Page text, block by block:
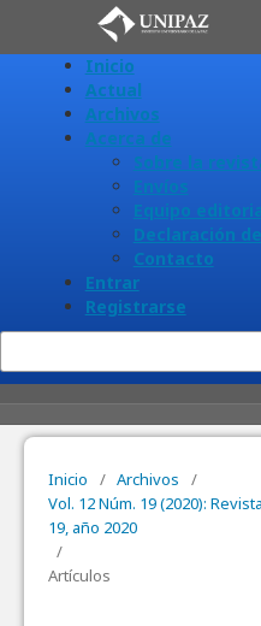
Inicio
Actual
Archivos
Acerca de
Sobre la
Envíos
Equipo
Declaración
Contacto
Entrar
Registrarse
Inicio / Archivos
/
Vol. 12 Núm. 19 (2020):
19, año 2020
/
Artículos